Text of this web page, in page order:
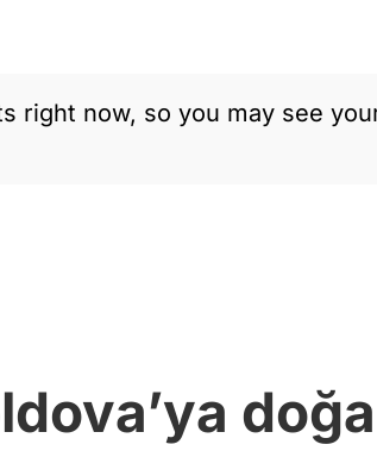
right now, so you may see